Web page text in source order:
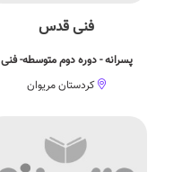
فنی قدس
پسرانه - دوره دوم متوسطه- فنی
کردستان مریوان